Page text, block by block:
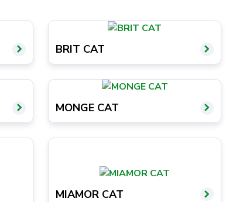
BRIT CAT
MONGE CAT
MIAMOR CAT